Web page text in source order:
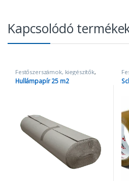
Kapcsolódó
Festőszerszámok, kiegészítők,
Takarópapír és fólia
Hullámpapír 25 m2